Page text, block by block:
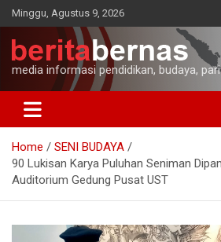
Skip
to
content
Minggu, Agustus 9, 2026
media informasi pendidikan, budaya,
Home
SENI BUDAYA
90 Lukisan Karya Puluhan Seniman
Auditorium Gedung Pusat UST